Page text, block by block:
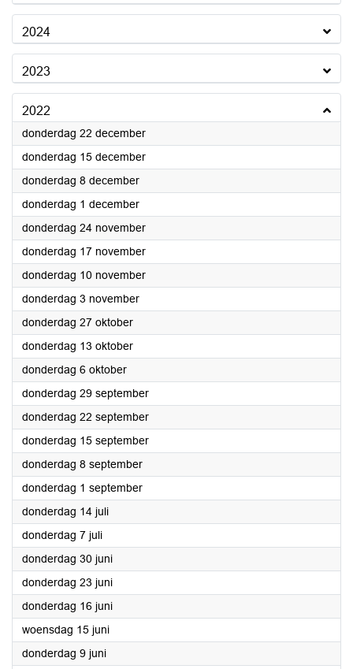
2024
2023
2022
donderdag 22 december2022
donderdag 15 december2022
donderdag 8 december2022
donderdag 1 december2022
donderdag 24 november2022
donderdag 17 november2022
donderdag 10 november2022
donderdag 3 november2022
donderdag 27 oktober2022
donderdag 13 oktober2022
donderdag 6 oktober2022
donderdag 29 september2022
donderdag 22 september2022
donderdag 15 september2022
donderdag 8 september2022
donderdag 1 september2022
donderdag 14 juli2022
donderdag 7 juli2022
donderdag 30 juni2022
donderdag 23 juni2022
donderdag 16 juni2022
woensdag 15 juni2022
donderdag 9 juni2022